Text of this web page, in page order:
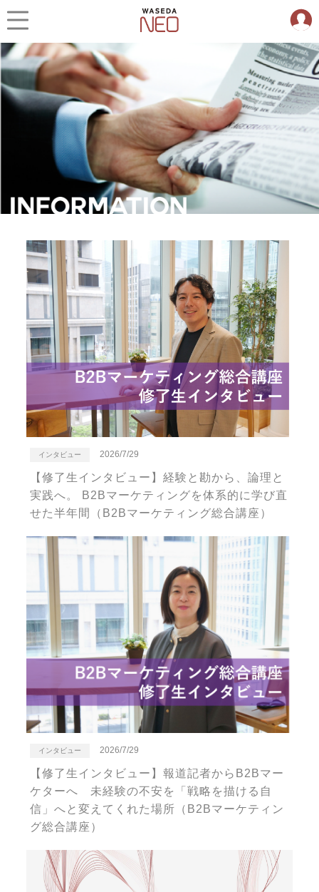
インタビュー 2026/7/29
【修了生インタビュー】経験と勘から、論理と
実践へ。 B2Bマーケティングを体系的に学び直
せた半年間（B2Bマーケティング総合講座）
インタビュー 2026/7/29
【修了生インタビュー】報道記者からB2Bマー
ケターへ 未経験の不安を「戦略を描ける自
信」へと変えてくれた場所（B2Bマーケティン
グ総合講座）